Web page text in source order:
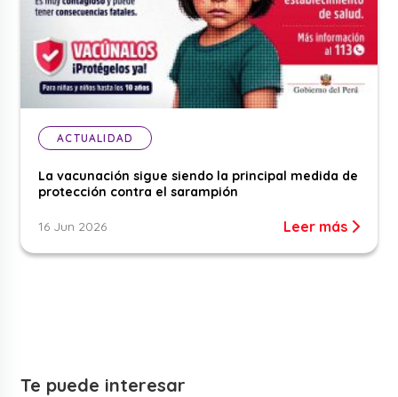
ACTUALIDAD
La vacunación sigue siendo la principal medida de
protección contra el sarampión
16 Jun 2026 Leer más
Te puede interesar